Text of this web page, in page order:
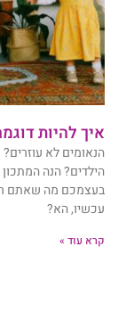
איך להיות
הנאומים לא
הילדים? הנה
בעצמכם מה שאתם
עכשיו, הא?
קרא עוד »